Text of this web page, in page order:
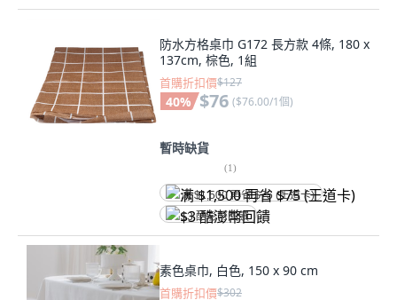
防水方格桌巾 G172 長方款 4條, 180 x
137cm, 棕色, 1組
首購折扣價$127
40% $76 ($76.00/1個)
暫時缺貨
(1)
满 $1,500 再省 $75 (王道卡)
$3 酷澎幣回饋
素色桌巾, 白色, 150 x 90 cm
首購折扣價$302